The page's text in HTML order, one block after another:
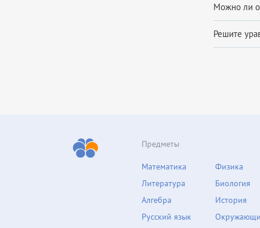
Можно ли
Решите
Предметы
Математика
Литература
Алгебра
Русский язык
Физика
Биология
История